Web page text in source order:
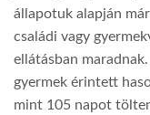
állapotuk alapján
családi vagy
ellátásban
gyermek érintett
mint 105 napot